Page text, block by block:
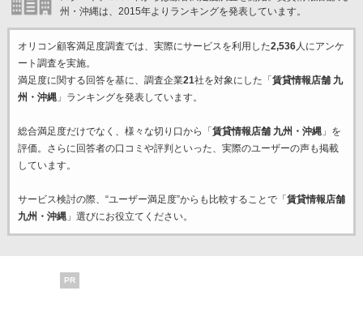
州・沖縄は、2015年よりランキングを発表しています。
オリコン顧客満足度調査では、実際にサービスを利用した2,536人にアンケ
ート調査を実施。
満足度に関する回答を基に、調査企業21社を対象にした「 賃貸情報店舗 九
州・沖縄」ランキングを発表しています。
総合満足度だけでなく、様々な切り口から「 賃貸情報店舗 九州・沖縄」を
評価。さらに回答者の口コミや評判といった、実際のユーザーの声も掲載
しています。
サービス検討の際、“ユーザー満足度”からも比較することで「 賃貸情報店舗
九州・沖縄」選びにお役立てください。
PR